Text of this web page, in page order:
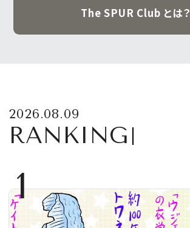
The SPUR Club とは？
2026.08.09
RANKING
1